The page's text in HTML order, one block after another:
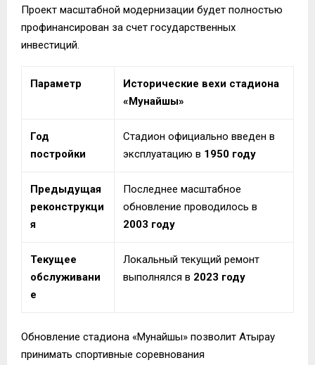
Проект масштабной модернизации будет полностью
профинансирован за счет государственных
инвестиций.
Параметр
Исторические вехи стадиона
«Мунайшы»
Год
постройки
Стадион официально введен в
эксплуатацию в 1950 году
Предыдущая
реконструкци
я
Последнее масштабное
обновление проводилось в
2003 году
Текущее
обслуживани
е
Локальный текущий ремонт
выполнялся в 2023 году
Обновление стадиона «Мунайшы» позволит Атырау
принимать спортивные соревнования